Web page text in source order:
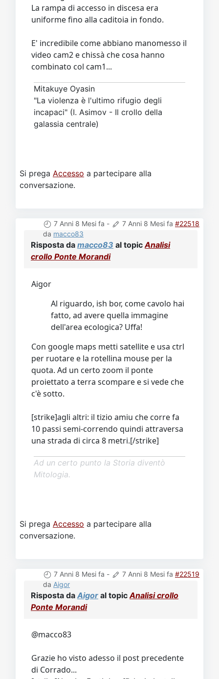
La rampa di accesso in discesa era
uniforme fino alla caditoia in fondo.
E' incredibile come abbiano manomesso il
video cam2 e chissà che cosa hanno
combinato col cam1...
Mitakuye Oyasin
"La violenza è l'ultimo rifugio degli
incapaci" (I. Asimov - Il crollo della
galassia centrale)
Si prega Accesso a partecipare alla
conversazione.
7 Anni 8 Mesi fa - 7 Anni 8 Mesi fa #22518
da macco83
Risposta da macco83 al topicAnalisi
crollo Ponte Morandi
Aigor
Al riguardo, ish bor, come cavolo hai
fatto, ad avere quella immagine
dell'area ecologica? Uffa!
Con google maps metti satellite e usa ctrl
per ruotare e la rotellina mouse per la
quota. Ad un certo zoom il ponte
proiettato a terra scompare e si vede che
c'è sotto.
[strike]agli altri: il tizio amiu che corre fa
10 passi semi-correndo quindi attraversa
una strada di circa 8 metri.[/strike]
Ad un certo punto la Storia diventò
Mitologia.
Si prega Accesso a partecipare alla
conversazione.
7 Anni 8 Mesi fa - 7 Anni 8 Mesi fa #22519
da Aigor
Risposta da Aigor al topicAnalisi crollo
Ponte Morandi
@macco83
Grazie ho visto adesso il post precedente
di Corrado...